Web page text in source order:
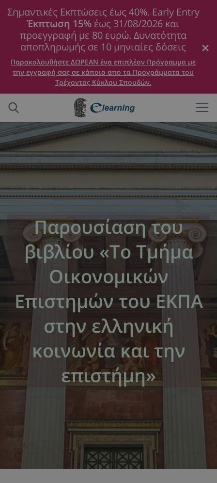
Σημαντικές Εκπτώσεις έως 40%. Early Entry
Έκπτωση 15% έως 31/08/2026 και
προεγγραφή με 80 ευρώ. Δυνατότητα
αποπληρωμής σε 10 μηνιαίες δόσεις
Παρακολουθήστε ΔΩΡΕΑΝ ένα επιπλέον Πρόγραμμα με
την εγγραφή σας σε κάποιο απο τα Προγράμματα του
Τρέχοντος Κύκλου Σπουδών.
Παρουσίαση του
βιβλίου «Το Τμήμα
Οικονομικών
Επιστημών του ΕΚΠΑ
στην ελληνική
κοινωνία και την
επιστήμη»